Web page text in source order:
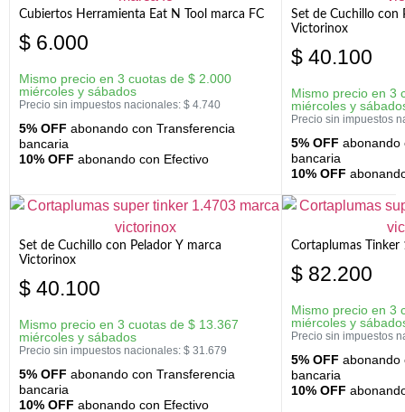
Cubiertos Herramienta Eat N Tool marca FC
$ 6.000
Mismo precio en 3 cuotas de $ 2.000
miércoles y sábados
Precio sin impuestos nacionales: $ 4.740
5% OFF abonando con Transferencia
bancaria
10% OFF abonando con Efectivo
Set de Cuchillo con
Victorinox
$ 40.100
Mismo precio en 3
miércoles y
Precio sin impuestos
5% OFF abonando
bancaria
10% OFF
Set de Cuchillo con Pelador Y marca
Victorinox
$ 40.100
Mismo precio en 3 cuotas de $ 13.367
miércoles y sábados
Precio sin impuestos nacionales: $ 31.679
5% OFF abonando con Transferencia
bancaria
10% OFF abonando con Efectivo
Cortaplumas
$ 82.200
Mismo precio en 3
miércoles y
Precio sin impuestos
5% OFF abonando
bancaria
10% OFF